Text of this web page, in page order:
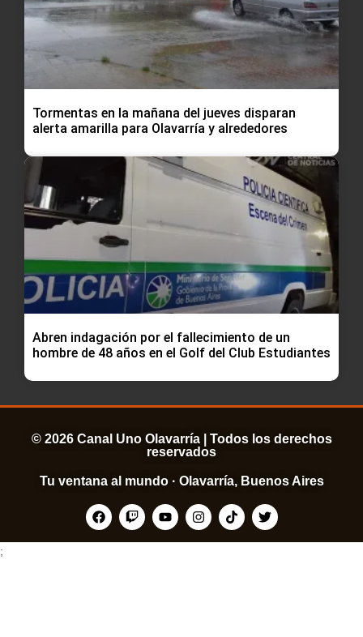
Tormentas en la mañana del jueves disparan
alerta amarilla para Olavarría y alrededores
Abren indagación por el fallecimiento de un
hombre de 48 años en el Golf del Club Estudiantes
© 2026 Canal Uno Olavarría | Todos los derechos
reservados
Tu ventana al mundo · Olavarría, Buenos Aires
;